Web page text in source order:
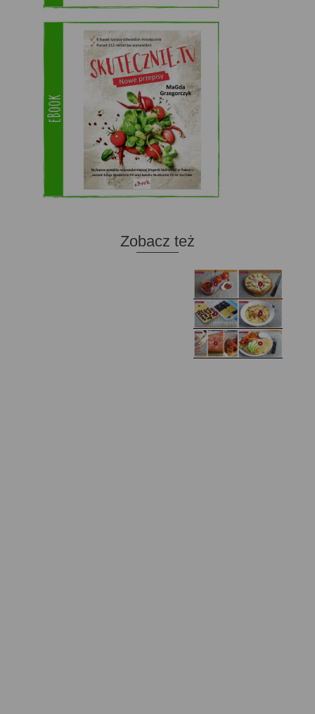
Zobacz też
Domowy ketchup (bez
cukru)
Tarta francuska z
cebulą i pomidorem
Domowe żelki
Zupa kurkowa z
selerem i pietruszką